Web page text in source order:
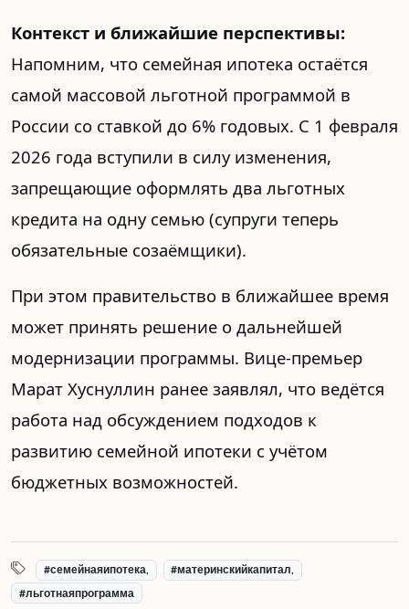
Контекст и ближайшие перспективы:
Напомним, что семейная ипотека остаётся
самой массовой льготной программой в
России со ставкой до 6% годовых. С 1 февраля
2026 года вступили в силу изменения,
запрещающие оформлять два льготных
кредита на одну семью (супруги теперь
обязательные созаёмщики).
При этом правительство в ближайшее время
может принять решение о дальнейшей
модернизации программы. Вице-премьер
Марат Хуснуллин ранее заявлял, что ведётся
работа над обсуждением подходов к
развитию семейной ипотеки с учётом
бюджетных возможностей.
#семейнаяипотека,
#материнскийкапитал,
#льготнаяпрограмма